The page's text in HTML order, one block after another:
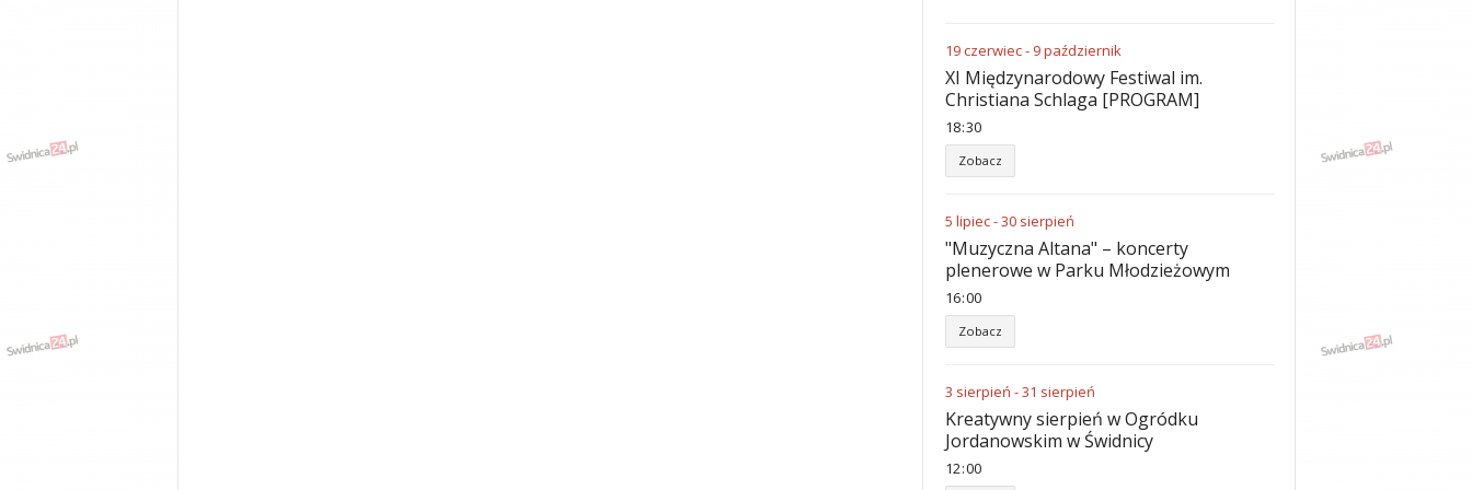
19czerwiec- 9październik
XI Międzynarodowy Festiwal im.
Christiana Schlaga [PROGRAM]
18 30
Zobacz
5 lipiec-30 sierpień
"Muzyczna Altana" – koncerty
plenerowe w Parku Młodzieżowym
16 00
Zobacz
3 sierpień -31 sierpień
Kreatywny sierpień w Ogródku
Jordanowskim w Świdnicy
12 00